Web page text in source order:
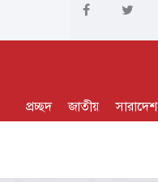
প্রচ্ছদ জাতীয় সারাদেশ